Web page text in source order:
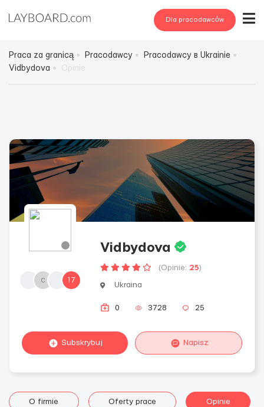
Dla pracodawców
Praca za granicą Pracodawcy
Pracodawcy в Ukrainie
Vidbydova
с 17
Vidbydova
(Opinie: 25)
Ukraina
0 3728 25
Subskrybuj Napisz
O firmie Oferty prace Opinie